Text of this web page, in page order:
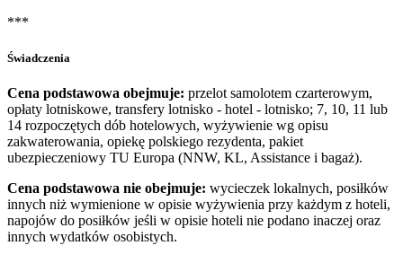
***
Świadczenia
Cena podstawowa obejmuje: przelot samolotem czarterowym,
opłaty lotniskowe, transfery lotnisko - hotel - lotnisko; 7, 10, 11 lub
14 rozpoczętych dób hotelowych, wyżywienie wg opisu
zakwaterowania, opiekę polskiego rezydenta, pakiet
ubezpieczeniowy TU Europa (NNW, KL, Assistance i bagaż).
Cena podstawowa nie obejmuje: wycieczek lokalnych, posiłków
innych niż wymienione w opisie wyżywienia przy każdym z hoteli,
napojów do posiłków jeśli w opisie hoteli nie podano inaczej oraz
innych wydatków osobistych.